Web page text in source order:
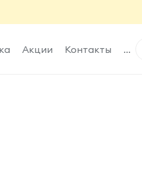
Акции Контакты ...